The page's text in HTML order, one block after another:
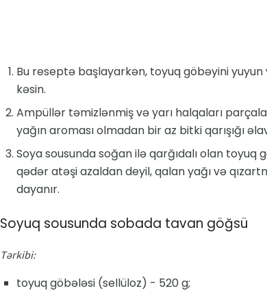
Bu reseptə başlayarkən, toyuq göbəyini
kəsin.
Ampüllər təmizlənmiş və yarı halqaları
yağın aroması olmadan bir az bitki qarışığı
Soya sousunda soğan ilə qarğıdalı olan toyuq
qədər atəşi azaldan deyil, qalan yağı və
dayanır.
Soyuq sousunda sobada tavan göğsü
Tərkibi:
toyuq göbələsi (sellüloz) - 520 g;